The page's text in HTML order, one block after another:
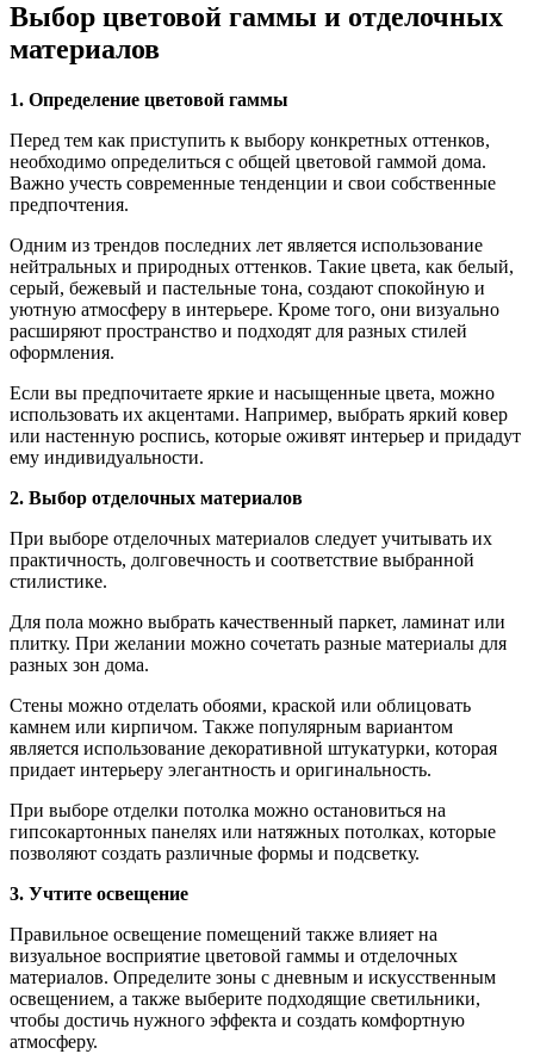
Выбор цветовой гаммы и отделочных
материалов
1. Определение цветовой гаммы
Перед тем как приступить к выбору конкретных оттенков,
необходимо определиться с общей цветовой гаммой дома.
Важно учесть современные тенденции и свои собственные
предпочтения.
Одним из трендов последних лет является использование
нейтральных и природных оттенков. Такие цвета, как белый,
серый, бежевый и пастельные тона, создают спокойную и
уютную атмосферу в интерьере. Кроме того, они визуально
расширяют пространство и подходят для разных стилей
оформления.
Если вы предпочитаете яркие и насыщенные цвета, можно
использовать их акцентами. Например, выбрать яркий ковер
или настенную роспись, которые оживят интерьер и придадут
ему индивидуальности.
2. Выбор отделочных материалов
При выборе отделочных материалов следует учитывать их
практичность, долговечность и соответствие выбранной
стилистике.
Для пола можно выбрать качественный паркет, ламинат или
плитку. При желании можно сочетать разные материалы для
разных зон дома.
Стены можно отделать обоями, краской или облицовать
камнем или кирпичом. Также популярным вариантом
является использование декоративной штукатурки, которая
придает интерьеру элегантность и оригинальность.
При выборе отделки потолка можно остановиться на
гипсокартонных панелях или натяжных потолках, которые
позволяют создать различные формы и подсветку.
3. Учтите освещение
Правильное освещение помещений также влияет на
визуальное восприятие цветовой гаммы и отделочных
материалов. Определите зоны с дневным и искусственным
освещением, а также выберите подходящие светильники,
чтобы достичь нужного эффекта и создать комфортную
атмосферу.